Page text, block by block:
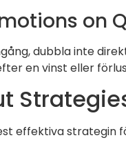
on
dubbla inte
en vinst eller
effektiva strategin